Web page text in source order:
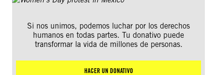
Si nos unimos, podemos luchar por los derechos
humanos en todas partes. Tu donativo puede
transformar la vida de millones de personas.
HACER UN DONATIVO